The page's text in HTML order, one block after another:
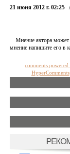
21 июня 2012 г. 02:25
Мнение автора может
мнение напишите его в
comments powered
HyperComments